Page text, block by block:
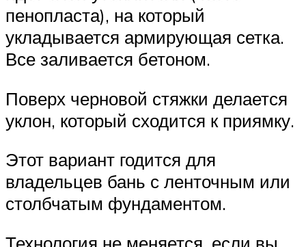
пенопласта), на который
укладывается армирующая сетка.
Все заливается бетоном.
Поверх черновой стяжки делается
уклон, который сходится к приямку.
Этот вариант годится для
владельцев бань с ленточным или
столбчатым фундаментом.